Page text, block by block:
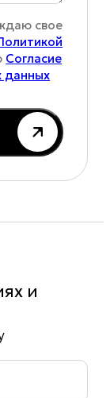
свое
Согласие
данных
и